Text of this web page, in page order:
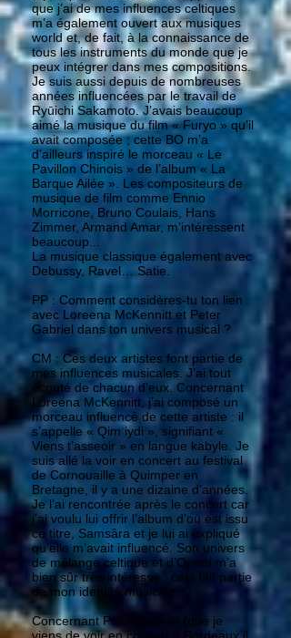
que j’ai de mes influences celtiques
m’a également ouvert aux musiques
world et, de fait, à la connaissance de
tous les instruments du monde que je
peux intégrer dans mes compositions.
Je suis aussi depuis de nombreuses
années influencées par le travail de
Ryūichi Sakamoto. J’avais beaucoup
aimé la musique du film « Furyo » qu’il
avait composée ; cette BO m’a
d’ailleurs inspiré le morceau « Le
Pavillon Chinois » de l’album « La
Barque Ailée ». Les compositeurs de
musique de film comme Ennio
Morricone, Bruno Coulais, Hans
Zimmer, Armand Amar, m’intéressent
beaucoup...
La musique classique également avec
Debussy, Ravel… Satie.
PP : Comment considères-tu ton lien
avec Loreena McKennitt et Peter
Gabriel dans ton univers musical ?
CM : Ces deux artistes font partie de
mes influences musicales. J’ai tout
écouté de chacun d’eux. Concernant
Loreena McKennitt, j’ai composé un
morceau influencé de cette artiste : il
s’appelle « Qim iydi », signifiant «
Viens t’asseoir » en langue kabyle. Je
suis allé la voir en concert au festival
de Cornouaille à Quimper en
Bretagne, il y a une dizaine d’années.
Je l’ai rencontrée après le concert car
j’ai voulu lui offrir l’album d’où est issu
ce titre, Samsâra et je lui ai expliqué
qu’elle m’avait influencé. Son univers
de mélange celtique et d’Orient m’a
bien sûr très intéressé : cela fait partie
de mon identité musicale.
Concernant Peter Gabriel (que je